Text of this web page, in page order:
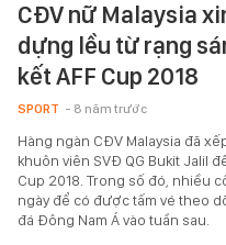
CĐV nữ Malaysia
dựng lều từ rạng
kết AFF Cup 2018
SPORT - 8 năm trước
Hàng ngàn CĐV Malaysia đã
khuôn viên SVĐ QG Bukit Jalil
Cup 2018. Trong số đó, nhiều
ngày để có được tấm vé theo
đá Đông Nam Á vào tuần sau.